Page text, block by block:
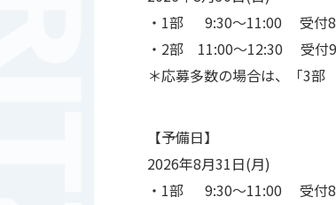
・1部 9:30～11:00 受付
・2部 11:00～12:30 受付
＊応募多数の場合は、「3部
【予備日】
2026年8月31日(月)
・1部 9:30～11:00 受付